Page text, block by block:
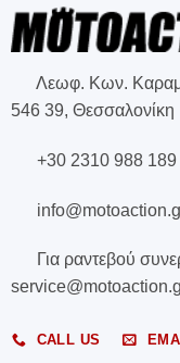
Λεωφ. Κων.
546 39, Θεσσαλονίκη
+30 2310 988 189
Για ραντεβού
CALL US